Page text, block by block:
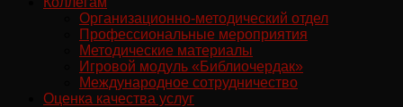
Организационно-методический отдел
Профессиональные мероприятия
Методические материалы
Игровой модуль «Библиочердак»
Международное сотрудничество
Оценка качества услуг